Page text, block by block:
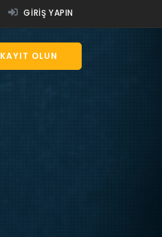
GIRIŞ YAPIN
KAYIT OLUN